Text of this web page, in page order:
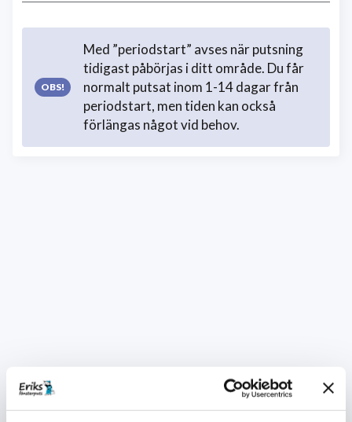
Med ”periodstart” avses när putsning
tidigast påbörjas i ditt område. Du får
normalt putsat inom 1-14 dagar från
periodstart, men tiden kan också
förlängas något vid behov.